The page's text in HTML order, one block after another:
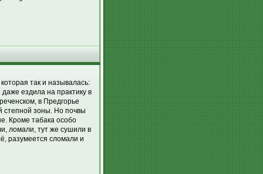
так и называлась:
ездила на практику в
в Предгорье
степной зоны. Но почвы
Кроме табака особо
ломали, тут же сушили в
разумеется сломали и